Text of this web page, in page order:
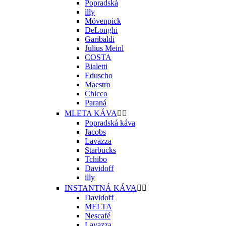
Popradská
illy
Mövenpick
DeLonghi
Garibaldi
Julius Meinl
COSTA
Bialetti
Eduscho
Maestro
Chicco
Paraná
MLETA KÁVA  
Popradská káva
Jacobs
Lavazza
Starbucks
Tchibo
Davidoff
illy
INSTANTNÁ KÁVA  
Davidoff
MELTA
Nescafé